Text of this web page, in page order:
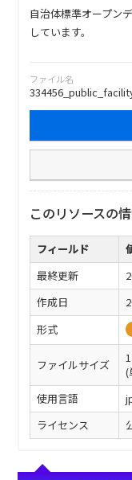
自治体標準オープン
しています。
ファイル名
このリソースの
フィールド
最終更新
作成日
形式
ファイルサイズ
(
使用言語
ライセンス